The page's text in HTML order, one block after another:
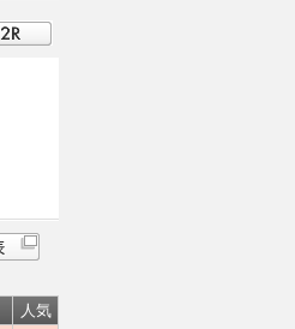
人気